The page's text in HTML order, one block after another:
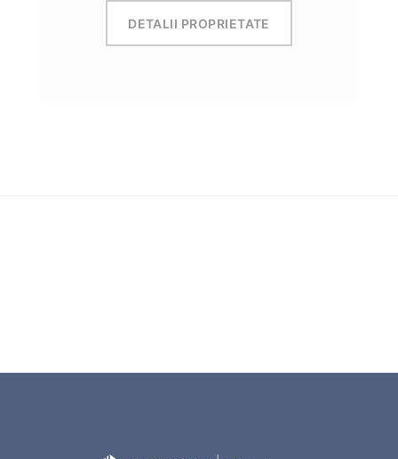
DETALII PROPRIETATE